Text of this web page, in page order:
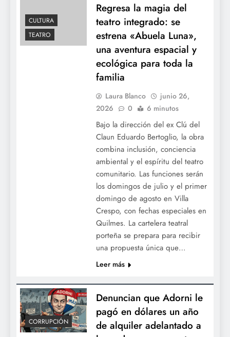
Los Neuss avanzan sobre la red eléctrica:
una resolución oficial vuelve a exponer a
los empresarios favorecidos por las
privatizaciones de Milei
Endeudarse para gobernar: Milei habilita
otros USD 5.000 millones bajo
jurisdicción de Nueva York
CULTURA
TEATRO
Regresa la magia del
teatro integrado: se
estrena «Abuela Luna»,
una aventura espacial y
ecológica para toda la
familia
Laura Blanco
junio 26,
2026
0 6 minutos
Bajo la dirección del ex Clú del
Claun Eduardo Bertoglio, la obra
combina inclusión, conciencia
ambiental y el espíritu del teatro
comunitario. Las funciones serán
los domingos de julio y el primer
domingo de agosto en Villa
Crespo, con fechas especiales en
Quilmes. La cartelera teatral
porteña se prepara para recibir
una propuesta única que…
Leer más
CORRUPCIÓN
Denuncian que Adorni le
pagó en dólares un año
de alquiler adelantado a